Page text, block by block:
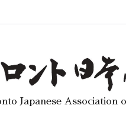
会
夏
Japanese Association